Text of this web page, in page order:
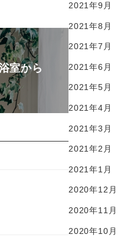
室から
2021年9月
2021年8月
2021年7月
2021年6月
2021年5月
2021年4月
2021年3月
2021年2月
2021年1月
2020年12月
2020年11月
2020年10月